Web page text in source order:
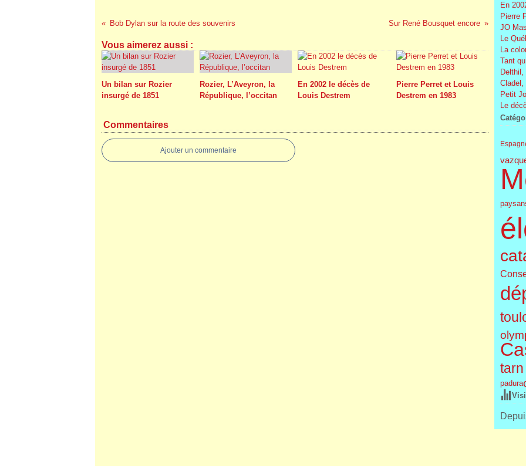
Bob Dylan sur la route des souvenirs Sur René Bousquet encore
Vous aimerez aussi :
Un bilan sur Rozier
insurgé de 1851
Rozier, L’Aveyron, la
République, l’occitan
En 2002 le décès de
Louis Destrem
Pierre Perret et Louis
Destrem en 1983
Commentaires
Ajouter un commentaire
En
Pierre
JO
Le
La
Tant
Cladel,
Petit
Le
padura